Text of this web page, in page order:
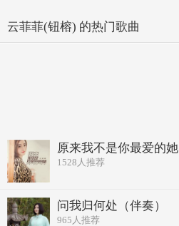
云菲菲(钮榕) 的热门歌曲
原来我不是你最爱的她
1528 人推荐
问我归何处（伴奏）
965 人推荐